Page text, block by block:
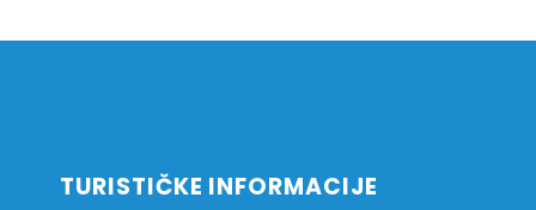
TURISTIČKE INFORMACIJE